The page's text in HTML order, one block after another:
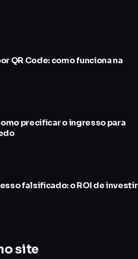
QR Code: como funciona na
precificar o ingresso para
falsificado: o ROI de investir
site